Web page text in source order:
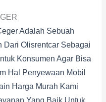
Adalah Sebuah
Dari Olisrentcar Sebagai
Konsumen Agar Bisa
Hal Penyewaan Mobil
Harga Murah Kami